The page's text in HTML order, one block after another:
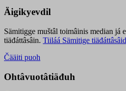
Äigikyevdil
Sämitigge muštâl toimâinis median já
tiäđáttâsâin. Tiiláá Sämitige
Čääiti puoh
Ohtâvuotâtiäđuh